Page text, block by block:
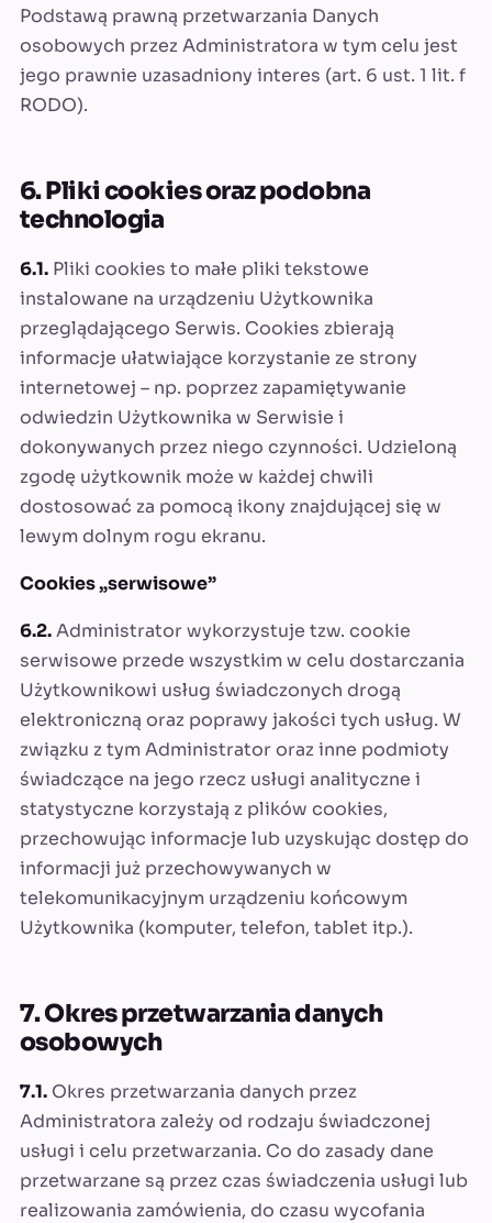
Podstawą prawną przetwarzania Danych
osobowych przez Administratora w tym celu jest
jego prawnie uzasadniony interes (art. 6 ust. 1 lit. f
RODO).
6. Pliki cookies oraz podobna
technologia
6.1. Pliki cookies to małe pliki tekstowe
instalowane na urządzeniu Użytkownika
przeglądającego Serwis. Cookies zbierają
informacje ułatwiające korzystanie ze strony
internetowej – np. poprzez zapamiętywanie
odwiedzin Użytkownika w Serwisie i
dokonywanych przez niego czynności. Udzieloną
zgodę użytkownik może w każdej chwili
dostosować za pomocą ikony znajdującej się w
lewym dolnym rogu ekranu.
Cookies „serwisowe”
6.2.Administrator wykorzystuje tzw. cookie
serwisowe przede wszystkim w celu dostarczania
Użytkownikowi usług świadczonych drogą
elektroniczną oraz poprawy jakości tych usług. W
związku z tym Administrator oraz inne podmioty
świadczące na jego rzecz usługi analityczne i
statystyczne korzystają z plików cookies,
przechowując informacje lub uzyskując dostęp do
informacji już przechowywanych w
telekomunikacyjnym urządzeniu końcowym
Użytkownika (komputer, telefon, tablet itp.).
7. Okres przetwarzania danych
osobowych
7.1. Okres przetwarzania danych przez
Administratora zależy od rodzaju świadczonej
usługi i celu przetwarzania. Co do zasady dane
przetwarzane są przez czas świadczenia usługi lub
realizowania zamówienia, do czasu wycofania